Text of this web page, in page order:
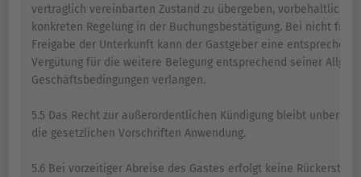
vertraglich vereinbarten Zustand zu übergeben, vorbehaltlich
konkreten Regelung in der Buchungsbestätigung. Bei nicht
Freigabe der Unterkunft kann der Gastgeber eine
Vergütung für die weitere Belegung entsprechend seiner
Geschäftsbedingungen verlangen.
5.5 Das Recht zur außerordentlichen Kündigung bleibt
die gesetzlichen Vorschriften Anwendung.
5.6 Bei vorzeitiger Abreise des Gastes erfolgt keine